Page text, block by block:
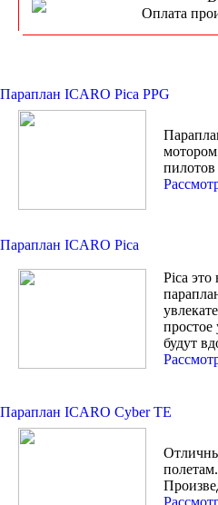
Оплата
Параплан ICARO Pica PPG
Параплан ICARO Pica
Pica
простое
будут
Параплан ICARO Cyber TE